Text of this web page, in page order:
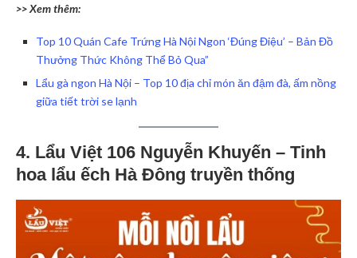
>> Xem thêm:
Top 10 Quán Cafe Trứng Hà Nội Ngon ‘Đúng Điệu’ – Bản Đồ
Thưởng Thức Không Thể Bỏ Qua”
Lẩu gà ngon Hà Nội – Top 10 địa chỉ món ăn đậm đà, ấm nồng
giữa tiết trời se lạnh
4. Lẩu Việt 106 Nguyễn Khuyến – Tinh
hoa lẩu ếch Hà Đông truyền thống